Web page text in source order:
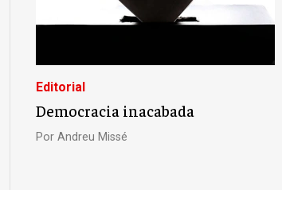
Editorial
Democracia inacabada
Por Andreu Missé